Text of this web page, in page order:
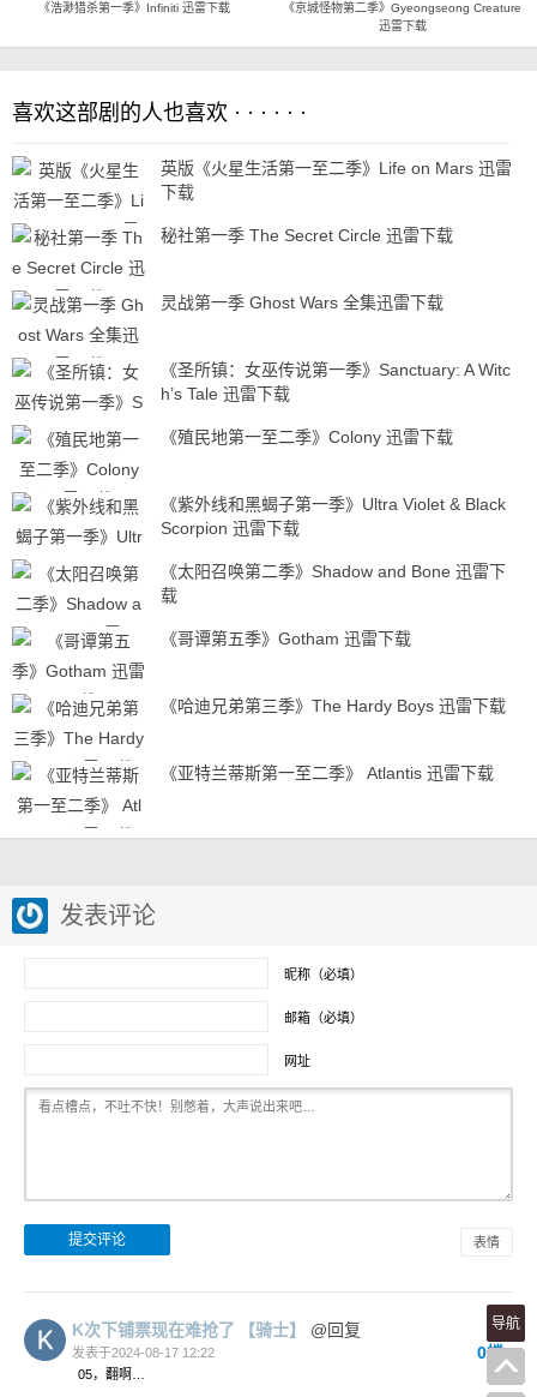
《浩渺猎杀第一季》Infiniti 迅雷下载
《京城怪物第二季》Gyeongseong Creature
迅雷下载
喜欢这部剧的人也喜欢 · · · · · ·
英版《火星生活第一至二季》Life on Mars 迅雷
下载
秘社第一季 The Secret Circle 迅雷下载
灵战第一季 Ghost Wars 全集迅雷下载
《圣所镇：女巫传说第一季》Sanctuary: A Witc
h’s Tale 迅雷下载
《殖民地第一至二季》Colony 迅雷下载
《紫外线和黑蝎子第一季》Ultra Violet & Black
Scorpion 迅雷下载
《太阳召唤第二季》Shadow and Bone 迅雷下
载
《哥谭第五季》Gotham 迅雷下载
《哈迪兄弟第三季》The Hardy Boys 迅雷下载
《亚特兰蒂斯第一至二季》 Atlantis 迅雷下载
发表评论
昵称（必填）
邮箱（必填）
网址
表情
K次下铺票现在难抢了 【骑士】 @回复
发表于2024-08-17 12:22 0楼
05，翻啊…
导航